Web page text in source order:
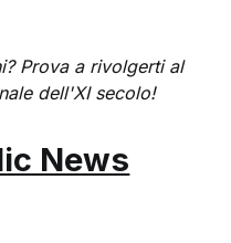
Prova a rivolgerti al
dell'XI secolo!
News